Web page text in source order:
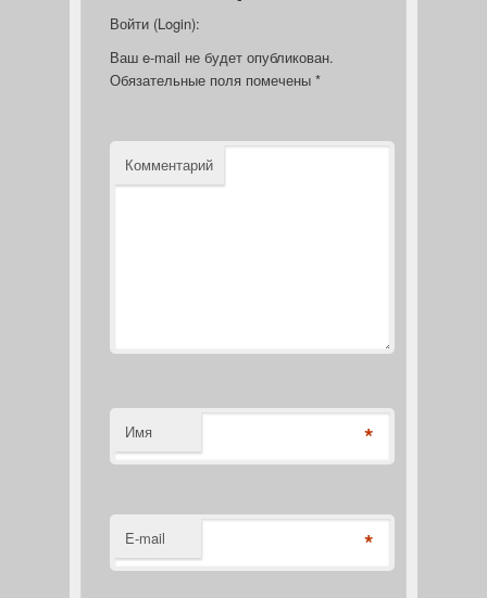
Войти (Login):
Ваш e-mail не будет опубликован.
Обязательные поля помечены *
Комментарий
Имя *
E-mail *